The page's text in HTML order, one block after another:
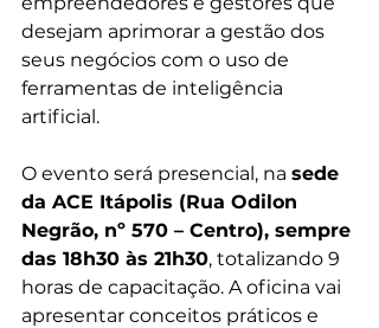
desejam aprimorar a gestão dos
seus negócios com o uso de
ferramentas de inteligência
artificial.
O evento será presencial, na sede
da ACE Itápolis (Rua Odilon
Negrão, nº 570 – Centro), sempre
das 18h30 às 21h30, totalizando 9
horas de capacitação. A oficina vai
apresentar conceitos práticos e